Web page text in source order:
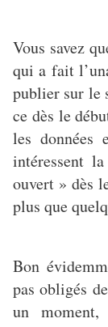
Vous savez
qui a fait
publier sur le
ce dès le
les données
intéressent
ouvert » dès
plus que
Bon
pas obligés
un